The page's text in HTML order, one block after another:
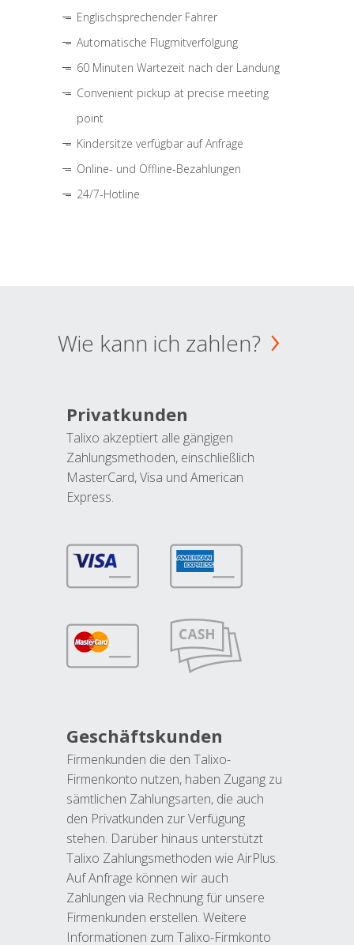
Englischsprechender Fahrer
Automatische Flugmitverfolgung
60 Minuten Wartezeit nach der Landung
Convenient pickup at precise meeting
point
Kindersitze verfügbar auf Anfrage
Online- und Offline-Bezahlungen
24/7-Hotline
Wie kann ich zahlen?
Privatkunden
Talixo akzeptiert alle gängigen
Zahlungsmethoden, einschließlich
MasterCard, Visa und American
Express.
Geschäftskunden
Firmenkunden die den Talixo-
Firmenkonto nutzen, haben Zugang zu
sämtlichen Zahlungsarten, die auch
den Privatkunden zur Verfügung
stehen. Darüber hinaus unterstützt
Talixo Zahlungsmethoden wie AirPlus.
Auf Anfrage können wir auch
Zahlungen via Rechnung für unsere
Firmenkunden erstellen. Weitere
Informationen zum Talixo-Firmkonto